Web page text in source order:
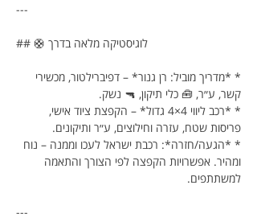
---
## 🛟 לוגיסטיקה מלאה בדרך
* *מדריך מוביל: רן גנור* – דפיברילטור, מכשירי
קשר, ע״ר, 🧰 כלי תיקון, 🔫 נשק.
* *רכב ליווי 4×4 גדול* – הקפצת ציוד אישי,
פריסות שטח, עזרה וחילוצים, ע״ר ותיקונים.
* *הגעה/חזרה*: רכבת ישראל לעכו וממנה – נוח
ומהיר. אפשרויות הקפצה לפי הצורך והתאמה
למשתתפים.